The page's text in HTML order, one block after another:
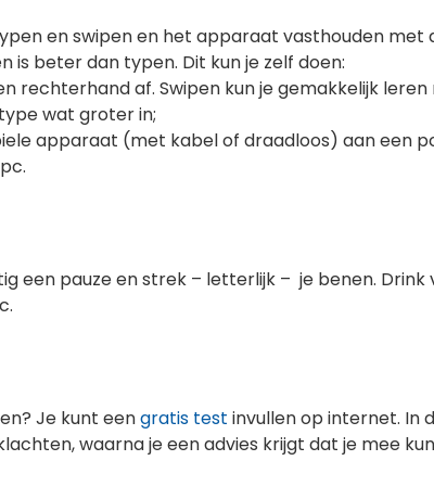
en swipen en het apparaat vasthouden met
is beter dan typen. Dit kun je zelf doen:
rechterhand af. Swipen kun je gemakkelijk
wat groter in;
apparaat (met kabel of draadloos) aan een
een pauze en strek – letterlijk – je benen.
Je kunt eengratis test invullen op internet. In
waarna je een advies krijgt dat je mee